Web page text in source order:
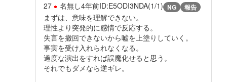
27 名無し4年前ID:E5ODI3NDA(1/1) NG 報告
まずは、意味を理解できない。
理性より突発的に感情で反応する。
失言を撤回できないから嘘を上塗りしていく。
事実を受け入れられなくなる。
過度な演出をすれば誤魔化せると思う。
それでもダメなら逆ギレ。